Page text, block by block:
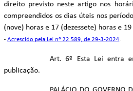
direito previsto neste artigo nos
compreendidos os dias úteis nos
(nove) horas e 17 (dezessete) horas e
- Acrescido pela Lei nº 22.589, de 29-3-2024.
Art. 6º Esta Lei entra
publicação.